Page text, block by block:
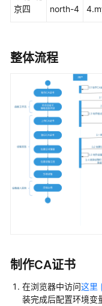
入
门
用
读
设
备
安
全
认
证
明
MQTT
场
京四
north-4
整体流程
制作CA证书
在浏览器中访问这里
装完成后配置环境变